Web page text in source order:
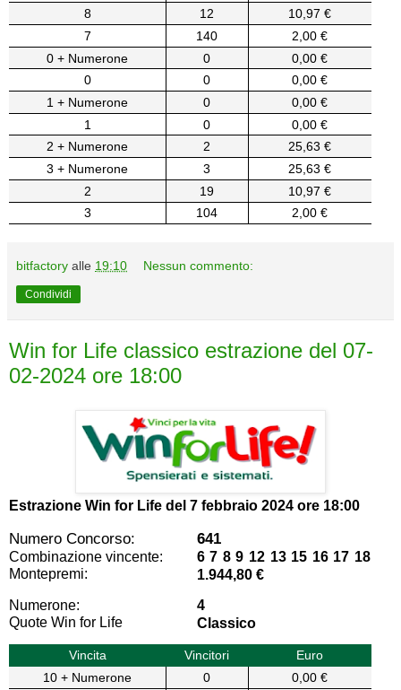
8
12
10,97 €
7
140
2,00 €
0 + Numerone
0
0,00 €
0
0
0,00 €
1 + Numerone
0
0,00 €
1
0
0,00 €
2 + Numerone
2
25,63 €
3 + Numerone
3
25,63 €
2
19
10,97 €
3
104 2,00 €
bitfactory alle 19:10 Nessun commento:
Condividi
Win for Life classico estrazione del 07-
02-2024 ore 18:00
Estrazione Win for Life del 7 febbraio 2024 ore 18:00
Numero Concorso: 641
Combinazione vincente:
6 7 8 9 12 13 15 16 17 18
Montepremi:
1.944,80 €
Numerone:
4
Quote Win for Life
Classico
Vincita Vincitori
Euro
10 + Numerone
0
0,00 €